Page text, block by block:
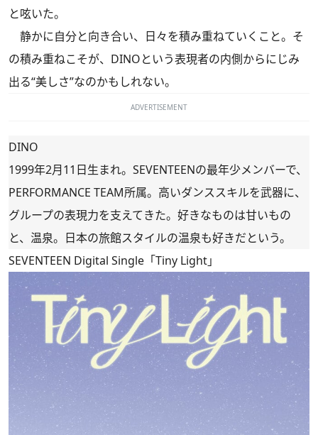
と呟いた。
静かに自分と向き合い、日々を積み重ねていくこと。そ
の積み重ねこそが、DINOという表現者の内側からにじみ
出る“美しさ”なのかもしれない。
ADVERTISEMENT
DINO
1999年2月11日生まれ。SEVENTEENの最年少メンバーで、
PERFORMANCE TEAM所属。高いダンススキルを武器に、
グループの表現力を支えてきた。好きなものは甘いもの
と、温泉。日本の旅館スタイルの温泉も好きだという。
SEVENTEEN Digital Single「Tiny Light」